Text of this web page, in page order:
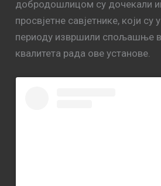
добродошлицом су дочекали
просвјетне савјетнике, који су
периоду извршили спољашње
квалитета рада ове установе.